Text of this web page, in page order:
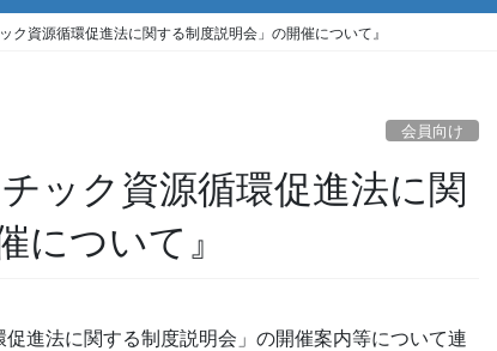
ク資源循環促進法に関する制度説明会」の開催について』
会員向け
ック資源循環促進法に関
について』
進法に関する制度説明会」の開催案内等について連